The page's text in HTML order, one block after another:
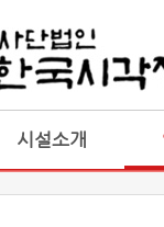
시설소개